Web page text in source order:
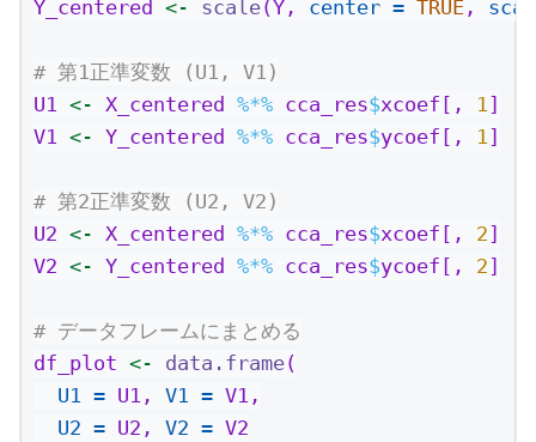
Y_centered <- scale(Y, center = TRUE ,
# 第1正準変数 (U1, V1)
U1 <- X_centered %*% cca_res$xcoef[, 1]
V1 <- Y_centered %*% cca_res$ycoef[, 1]
# 第2正準変数 (U2, V2)
U2 <- X_centered %*% cca_res$xcoef[, 2]
V2 <- Y_centered %*% cca_res$ycoef[, 2]
# データフレームにまとめる
df_plot <- data.frame(
U1 = U1, V1 = V1,
U2 = U2, V2 = V2